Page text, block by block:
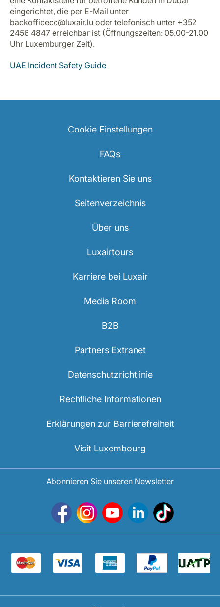
eingerichtet, die per E-Mail unter
backofficecc@luxair.lu oder telefonisch unter +352
2456 4847 erreichbar ist (Öffnungszeiten: 05.00-21.00
Uhr Luxemburger Zeit).
UAE Incident Safety Guide
Cookie Einstellungen
FAQs
Kontaktieren Sie uns
Seitenverzeichnis
Über uns
Luxairtours
Karriere bei Luxair
Media Room
B2B
Partners Extranet
Datenschutzrichtlinie
Rechtliche Informationen
Erklärungen zur Barrierefreiheit
Visit Luxembourg
Abonnieren Sie unseren Newsletter